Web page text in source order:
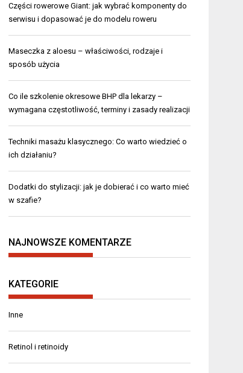
Części rowerowe Giant: jak wybrać komponenty do
serwisu i dopasować je do modelu roweru
Maseczka z aloesu – właściwości, rodzaje i
sposób użycia
Co ile szkolenie okresowe BHP dla lekarzy –
wymagana częstotliwość, terminy i zasady realizacji
Techniki masażu klasycznego: Co warto wiedzieć o
ich działaniu?
Dodatki do stylizacji: jak je dobierać i co warto mieć
w szafie?
NAJNOWSZE KOMENTARZE
KATEGORIE
Inne
Retinol i retinoidy